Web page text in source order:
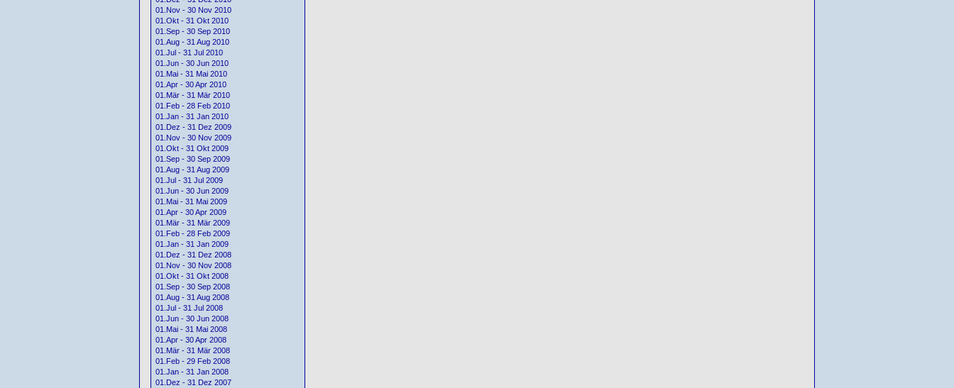
01.Nov - 30 Nov 2010
01.Okt - 31 Okt 2010
01.Sep - 30 Sep 2010
01.Aug - 31 Aug 2010
01.Jul - 31 Jul 2010
01.Jun - 30 Jun 2010
01.Mai - 31 Mai 2010
01.Apr - 30 Apr 2010
01.Mär - 31 Mär 2010
01.Feb - 28 Feb 2010
01.Jan - 31 Jan 2010
01.Dez - 31 Dez 2009
01.Nov - 30 Nov 2009
01.Okt - 31 Okt 2009
01.Sep - 30 Sep 2009
01.Aug - 31 Aug 2009
01.Jul - 31 Jul 2009
01.Jun - 30 Jun 2009
01.Mai - 31 Mai 2009
01.Apr - 30 Apr 2009
01.Mär - 31 Mär 2009
01.Feb - 28 Feb 2009
01.Jan - 31 Jan 2009
01.Dez - 31 Dez 2008
01.Nov - 30 Nov 2008
01.Okt - 31 Okt 2008
01.Sep - 30 Sep 2008
01.Aug - 31 Aug 2008
01.Jul - 31 Jul 2008
01.Jun - 30 Jun 2008
01.Mai - 31 Mai 2008
01.Apr - 30 Apr 2008
01.Mär - 31 Mär 2008
01.Feb - 29 Feb 2008
01.Jan - 31 Jan 2008
01.Dez - 31 Dez 2007